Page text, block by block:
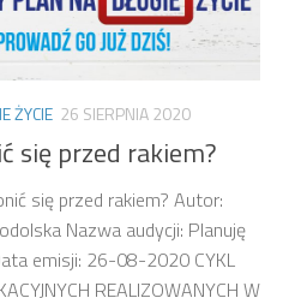
ŻYCIE 26 SIERPNIA 2020
się przed rakiem?
się przed rakiem? Autor:
Nazwa audycji: Planuję
emisji: 26-08-2020 CYKL
REALIZOWANYCH W